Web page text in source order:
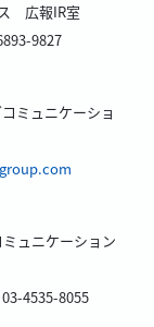
広報IR室
9827
ミュニケーショ
ュニケーション
4535-8055